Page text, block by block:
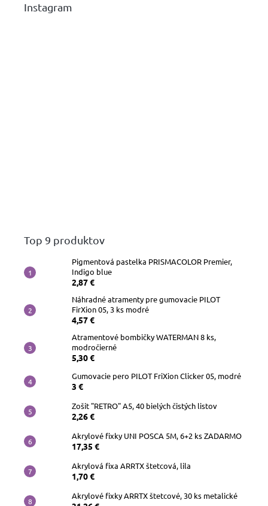
Instagram
Top 9 produktov
Pigmentová pastelka PRISMACOLOR Premier,
Indigo blue
2,87 €
Náhradné atramenty pre gumovacie PILOT
FirXion 05, 3 ks modré
4,57 €
Atramentové bombičky WATERMAN 8 ks,
modročierné
5,30 €
Gumovacie pero PILOT FriXion Clicker 05, modré
3 €
Zošit "RETRO" A5, 40 bielých čistých listov
2,26 €
Akrylové fixky UNI POSCA 5M, 6+2 ks ZADARMO
17,35 €
Akrylová fixa ARRTX štetcová, lila
1,70 €
Akrylové fixky ARRTX štetcové, 30 ks metalické